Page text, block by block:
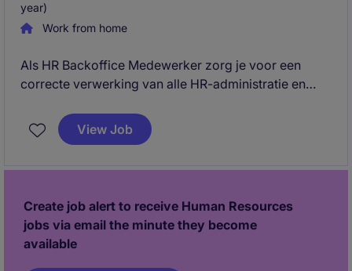
year)
Work from home
Als HR Backoffice Medewerker zorg je voor een
correcte verwerking van alle HR-administratie en
collega's met HR-vragen en draag je bij aan een
soepel verloop van de HR-processen.
View Job
Create job alert to receive Human Resources
jobs via email the minute they become
available